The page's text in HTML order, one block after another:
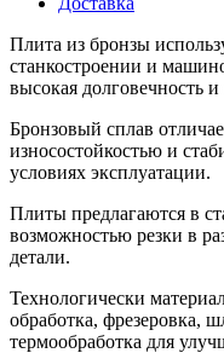
Плита из бронзы
станкостроении и
высокая долговечность
Бронзовый сплав
износостойкостью и
условиях эксплуатации.
Плиты предлагаются в
возможностью резки в
детали.
Технологически
обработка, фрезеровка,
термообработка для